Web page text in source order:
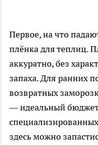
Первое, на что
плёнка для теплиц.
аккуратно, без
запаха. Для ранних
возвратных
— идеальный
здесь можно